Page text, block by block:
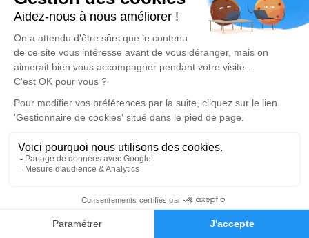
Faire-part Hommages
La cérémonie se déroulera le vendredi 05 décembre 2025
à 14h00 à l’adresse suivante :
Chambre Funéraire du Grand Pontarlier - 10 Rue
Charles Maire - 25300 Pontarlier.
Nous vous invitons à utiliser cet espace pour laisser vos
condoléances, partager des photos souvenirs, une
anecdote ou exprimer vos pensées à travers des poèmes
ou des textes. Cet endroit est un lieu d'expression dédié à
Un service de plantation d’arbre hommage est
ici.
Je rends hommage